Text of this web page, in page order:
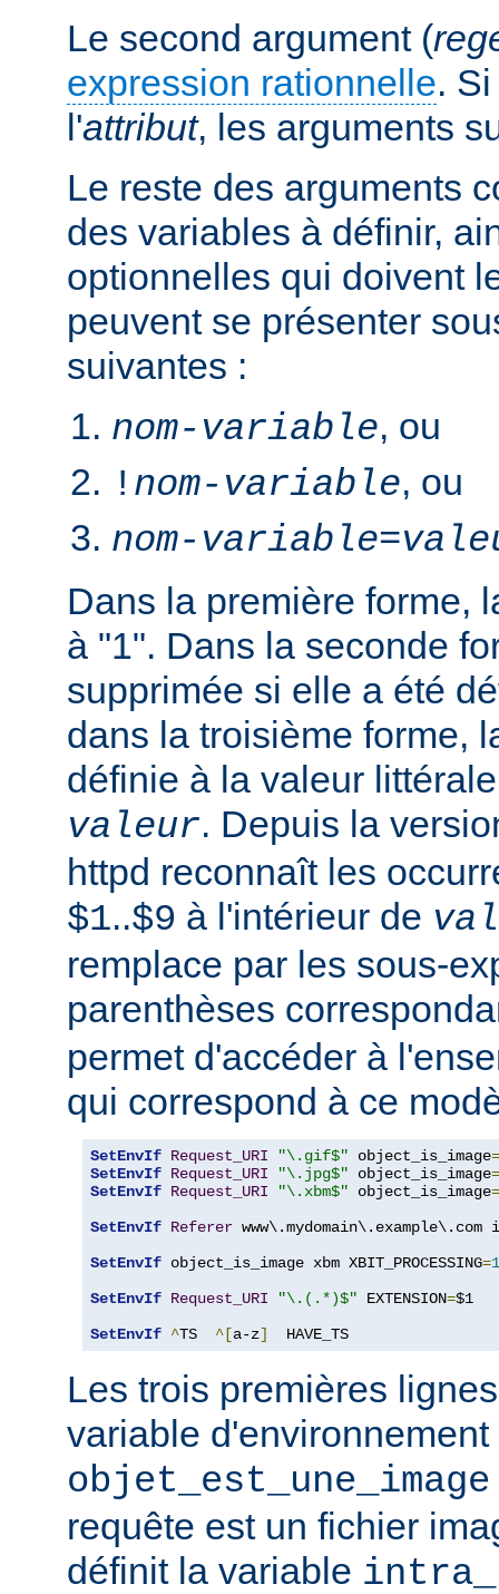
Le second argument (
expression rationnelle.
l'attribut, les arguments
Le reste des arguments
des variables à définir,
optionnelles qui doivent
peuvent se présenter
suivantes :
nom-variable, ou
! nom-variable, ou
nom-variable=
Dans la première forme,
à "1". Dans la seconde
supprimée si elle a été
dans la troisième forme,
définie à la valeur
valeur. Depuis la
httpd reconnaît les
$1..$9 à l'intérieur de
remplace par les sous-
parenthèses
permet d'accéder à
qui correspond à ce
SetEnvIf Request_URI "\.gif$" object_is_image=
SetEnvIf Request_URI "\.jpg$" object_is_image=
SetEnvIf Request_URI "\.xbm$" object_is_image=
SetEnvIf Referer
SetEnvIf object_is_image xbm XBIT_PROCESSING=1
SetEnvIf Request_URI "\.(.*)$" EXTENSION=$1
SetEnvIf ^TS ^[a-z]
  HAVE_TS
Les trois premières
variable d'environnement
objet_est_une_image
requête est un fichier
définit la variable